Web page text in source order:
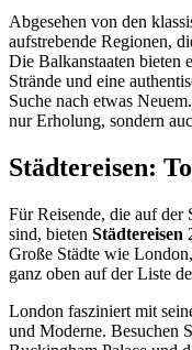
Abgesehen von den
aufstrebende Regionen,
Die Balkanstaaten bieten
Strände und eine
Suche nach etwas
nur Erholung, sondern
Städtereisen:
Für Reisende, die auf der
sind, bieten Städtereisen
Große Städte wie
ganz oben auf der Liste
London fasziniert mit
und Moderne. Besuchen